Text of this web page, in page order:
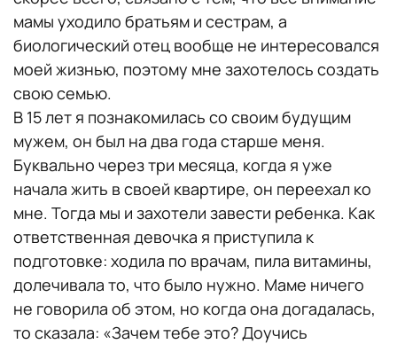
мамы уходило братьям и сестрам, а
биологический отец вообще не интересовался
моей жизнью, поэтому мне захотелось создать
свою семью.
В 15 лет я познакомилась со своим будущим
мужем, он был на два года старше меня.
Буквально через три месяца, когда я уже
начала жить в своей квартире, он переехал ко
мне. Тогда мы и захотели завести ребенка. Как
ответственная девочка я приступила к
подготовке: ходила по врачам, пила витамины,
долечивала то, что было нужно. Маме ничего
не говорила об этом, но когда она догадалась,
то сказала: «Зачем тебе это? Доучись